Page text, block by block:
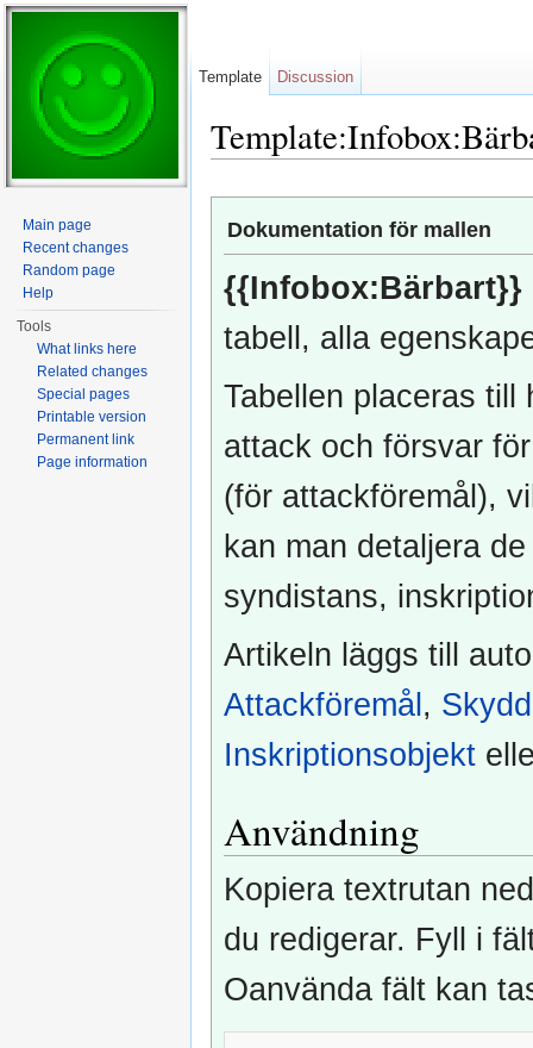
Dokumentation för mallen
{{Infobox:Bärbart}}
tabell, alla
Tabellen placeras till
attack och försvar
(för attackföremål),
kan man detaljera
syndistans,
Artikeln läggs till
Attackföremål , Skydd
Inskriptionsobjekt
Användning
Kopiera textrutan
du redigerar. Fyll i
Oanvända fält kan
Template Discussion
Main page
Recent changes
Random page
Help
Tools
What links here
Related changes
Special pages
Printable version
Permanent link
Page information